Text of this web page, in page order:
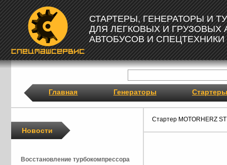
СТАРТЕРЫ, ГЕНЕРАТОРЫ И
ДЛЯ ЛЕГКОВЫХ И ГРУЗОВЫХ
АВТОБУСОВ И СПЕЦТЕХНИКИ
Главная Генераторы Стартеры
Стартер MOTORHERZ
Новости
Восстановление турбокомпрессора